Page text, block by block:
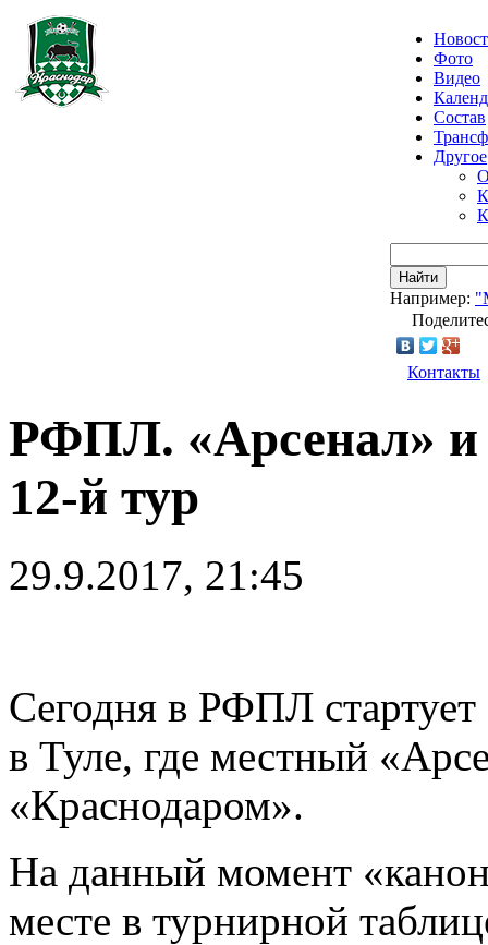
Фото
Видео
Состав
Другое
Найти
Например:
Контакты
РФПЛ. «Арсенал» и
12-й тур
29.9.2017, 21:45
Сегодня в РФПЛ
в Туле, где местный
«Краснодаром».
На данный момент
месте в турнирной